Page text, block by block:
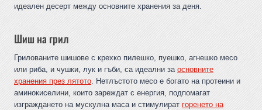
идеален десерт между основните хранения за деня.
Шиш на грил
Грилованите шишове с крехко пилешко, пуешко, агнешко месо
или риба, и чушки, лук и гъби, са идеални за основните
хранения през лятото. Нетлъстото месо е богато на протеини и
аминокиселини, които зареждат с енергия, подпомагат
изграждането на мускулна маса и стимулират горенето на